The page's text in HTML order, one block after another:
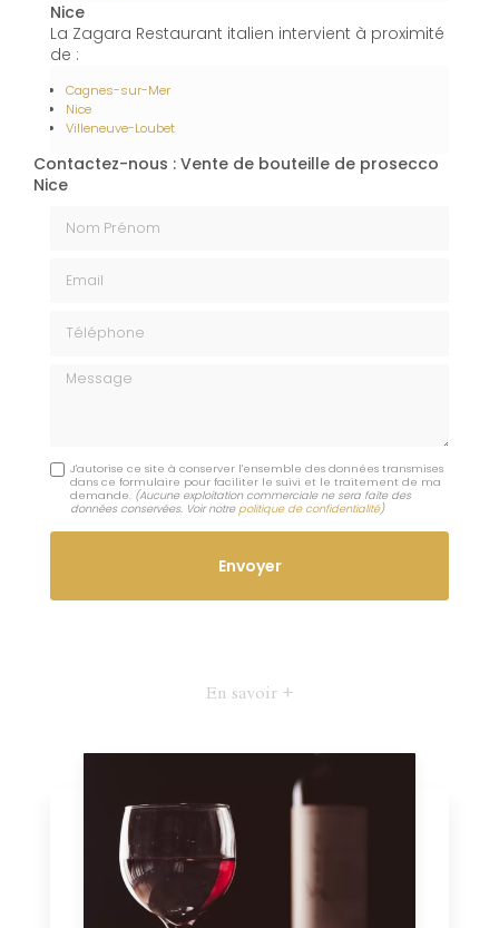
Nice
La Zagara Restaurant italien intervient à proximité
de :
Cagnes-sur-Mer
Nice
Villeneuve-Loubet
Contactez-nous : Vente de bouteille de prosecco
Nice
Message
J'autorise ce site à conserver l'ensemble des données transmises
dans ce formulaire pour faciliter le suivi et le traitement de ma
demande. (Aucune exploitation commerciale ne sera faite des
données conservées. Voir notre politique de confidentialité)
En savoir +